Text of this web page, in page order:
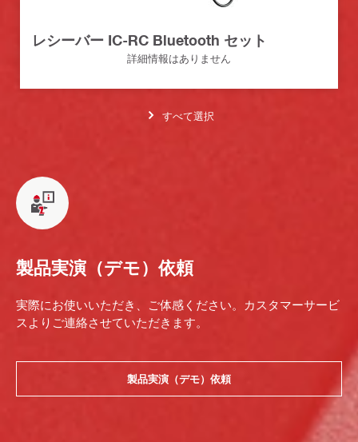
レシーバー IC-RC Bluetooth セット
詳細情報はありません
すべて選択
製品実演（デモ）依頼
実際にお使いいただき、ご体感ください。カスタマーサービ
スよりご連絡させていただきます。
製品実演（デモ）依頼